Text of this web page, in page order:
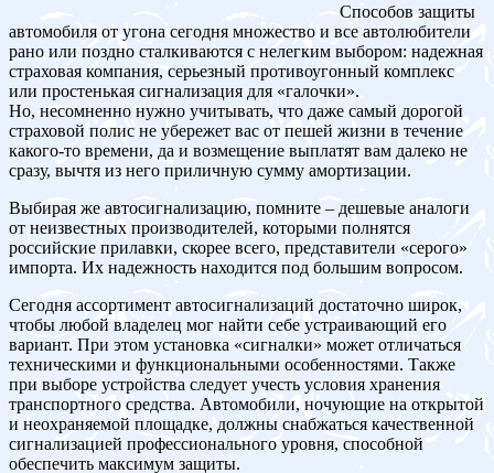
Способов защиты
автомобиля от угона сегодня множество и все автолюбители
рано или поздно сталкиваются с нелегким выбором: надежная
страховая компания, серьезный противоугонный комплекс
или простенькая сигнализация для «галочки».
Но, несомненно нужно учитывать, что даже самый дорогой
страховой полис не убережет вас от пешей жизни в течение
какого-то времени, да и возмещение выплатят вам далеко не
сразу, вычтя из него приличную сумму амортизации.
Выбирая же автосигнализацию, помните – дешевые аналоги
от неизвестных производителей, которыми полнятся
российские прилавки, скорее всего, представители «серого»
импорта. Их надежность находится под большим вопросом.
Сегодня ассортимент автосигнализаций достаточно широк,
чтобы любой владелец мог найти себе устраивающий его
вариант. При этом установка «сигналки» может отличаться
техническими и функциональными особенностями. Также
при выборе устройства следует учесть условия хранения
транспортного средства. Автомобили, ночующие на открытой
и неохраняемой площадке, должны снабжаться качественной
сигнализацией профессионального уровня, способной
обеспечить максимум защиты.